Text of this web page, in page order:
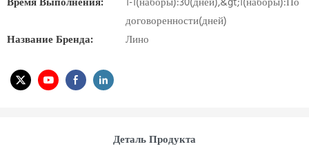
договоренности(дней)
Название Бренда:
Лино
Деталь Продукта